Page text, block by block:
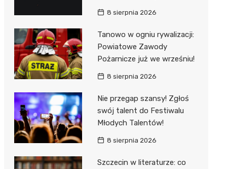
Kliniczny nr 2
Szpital im.
Publiczny
Szpital
im. M.
Curi
8 sierpnia 2026
Tanowo w ogniu rywalizacji:
Powiatowe Zawody
Pożarnicze już we wrześniu!
8 sierpnia 2026
Nie przegap szansy! Zgłoś
swój talent do Festiwalu
Młodych Talentów!
8 sierpnia 2026
Szczecin w literaturze: co